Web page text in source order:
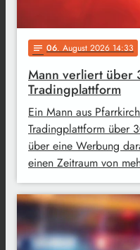
notes 06. August 2026 14:33
Mann verliert über
Tradingplattform
Ein Mann aus
Tradingplattform über
über eine Werbung
einen Zeitraum von